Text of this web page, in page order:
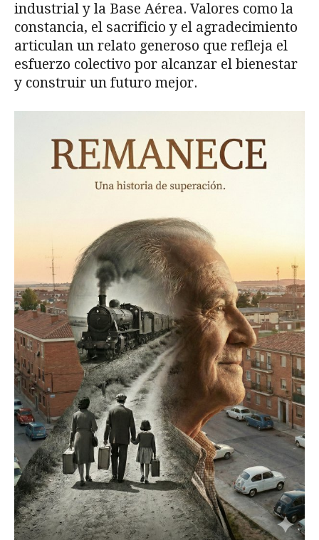
industrial y la Base Aérea. Valores como la
constancia, el sacrificio y el agradecimiento
articulan un relato generoso que refleja el
esfuerzo colectivo por alcanzar el bienestar
y construir un futuro mejor.